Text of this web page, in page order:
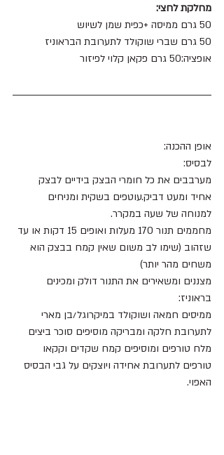
מחלקת לחצי:
50 גרם ממיסה +כפית שמן לשיוש
50 גרם שברי שוקולד לתערובת הבראוניז
אופציה:50 גרם פקאן קלוי לפיזור
אופן ההכנה:
לבסיס:
מערבבים את כל חומרי הבצק בידיים לבצק
אחיד ומעט דביק.עוטפים בשקית ומניחים
למנוחה של שעה במקרר.
מחממים תנור 170 מעלות ואופים 15 דקות או עד
שזהוב (שימו לב משום שאין קמח בבצק הוא
משחים מהר יותר)
מצננים ומשאירים את התנור דולק ומכינים
בראוניז:
ממיסים חמאה ושוקולד במיקרוגל/בן מארי
לתערובת חלקה ומבריקה מוסיפים סוכר ביצים
מלח טורפים ומוסיפים קמח שקדים וקקאו
טורפים לתערובת אחידה ויוצקים על גבי הבסיס
האפוי.